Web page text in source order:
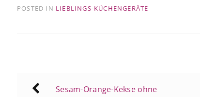
POSTED IN LIEBLINGS-KÜCHENGERÄTE
Beitragsnavigation
Sesam-Orange-Kekse ohne